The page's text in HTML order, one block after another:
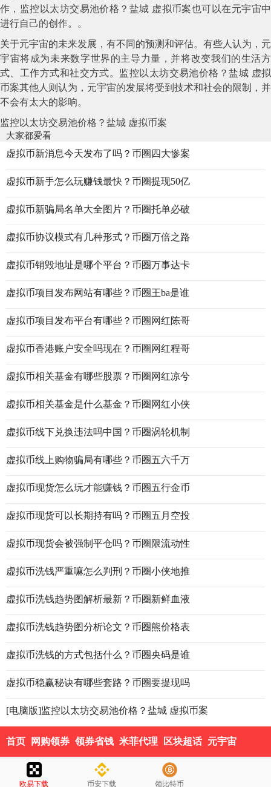
欧易下载 币安下载 领比特币
作，监控以太坊交易池价格？盐城 虚拟币案也可以在元宇宙中
进行自己的创作。。
关于元宇宙的未来发展，有不同的预测和评估。有些人认为，元
宇宙将成为未来数字世界的主导力量，并将改变我们的生活方
式、工作方式和社交方式。监控以太坊交易池价格？盐城 虚拟
币案其他人则认为，元宇宙的发展将受到技术和社会的限制，并
不会有太大的影响。
监控以太坊交易池价格？盐城 虚拟币案
大家都爱看
虚拟币新消息今天发布了吗？币圈四大惨案
虚拟币新手怎么玩赚钱最快？币圈提现50亿
虚拟币新骗局名单大全图片？币圈托单必破
虚拟币协议模式有几种形式？币圈万倍之路
虚拟币销毁地址是哪个平台？币圈万事达卡
虚拟币项目发布网站有哪些？币圈王ba是谁
虚拟币项目发布平台有哪些？币圈网红陈哥
虚拟币香港账户安全吗现在？币圈网红程哥
虚拟币相关基金有哪些股票？币圈网红凉兮
虚拟币相关基金是什么基金？币圈网红小侠
虚拟币线下兑换违法吗中国？币圈涡轮机制
虚拟币线上购物骗局有哪些？币圈五六千万
虚拟币现货怎么玩才能赚钱？币圈五行金币
虚拟币现货可以长期持有吗？币圈五月空投
虚拟币现货会被强制平仓吗？币圈限流动性
虚拟币洗钱严重嘛怎么判刑？币圈小侠地推
虚拟币洗钱趋势图解析最新？币圈新鲜血液
虚拟币洗钱趋势图分析论文？币圈熊价格表
虚拟币洗钱的方式包括什么？币圈央码是谁
虚拟币稳赢秘诀有哪些套路？币圈要提现吗
[电脑版]监控以太坊交易池价格？盐城 虚拟币案
首页 网购领券 领券省钱 米菲代理 区块超话 元宇宙